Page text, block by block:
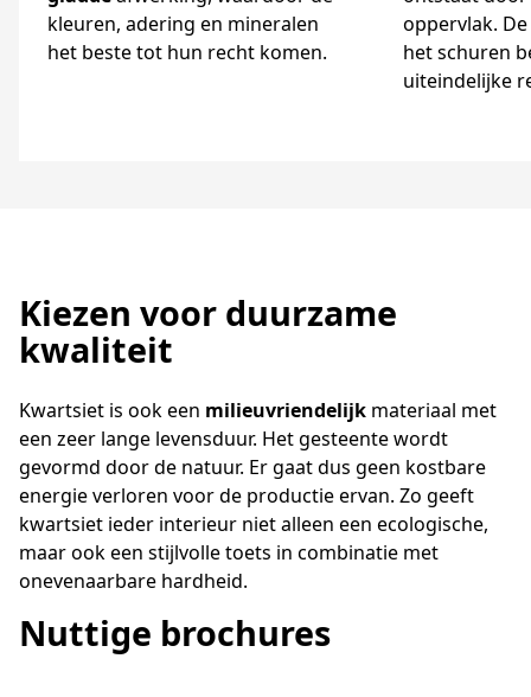
kleuren, adering en mineralen
het beste tot hun recht komen.
oppervlak.
het schuren
uiteindelijke
Kiezen voor duurzame
kwaliteit
Kwartsiet is ook een milieuvriendelijk materiaal met
een zeer lange levensduur. Het gesteente wordt
gevormd door de natuur. Er gaat dus geen kostbare
energie verloren voor de productie ervan. Zo geeft
kwartsiet ieder interieur niet alleen een ecologische,
maar ook een stijlvolle toets in combinatie met
onevenaarbare hardheid.
Nuttige brochures